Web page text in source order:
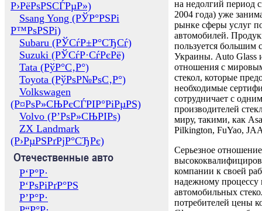
Р›РёРѕРЅСЃРµР»)
Ssang Yong (РЎР°РЅРі
Р™РѕРЅРі)
Subaru (РЎСѓР±Р°СЂСѓ)
Suzuki (РЎСѓР·СѓРєРё)
Tata (РўР°С‚Р°)
Toyota (РўРѕР№РѕС‚Р°)
Volkswagen
(Р¤РѕР»СЊРєСЃРІР°РіРµРЅ)
Volvo (Р’РѕР»СЊРІРѕ)
ZX Landmark
(Р›РµРЅРґРјР°СЂРє)
Отечественные авто
Р‘Р°Р·
Р‘РѕРіРґР°РЅ
Р’Р°Р·
на недолгий период
2004 года) уже
рынке сферы услуг
автомобилей.
пользуется большим
Украины. Auto Glass
отношения с
стекол, которые
необходимые
сотрудничает с
производителей
миру, такими, как
Pilkington, FuYao,
Серьезное отношение
компании к своей
надежному процессу
автомобильных
потребителей цены